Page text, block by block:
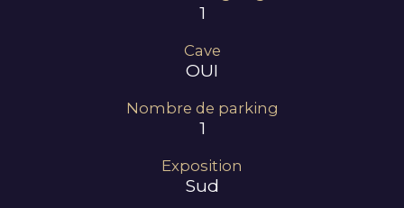
1
Cave
OUI
Nombre de parking
1
Exposition
Sud